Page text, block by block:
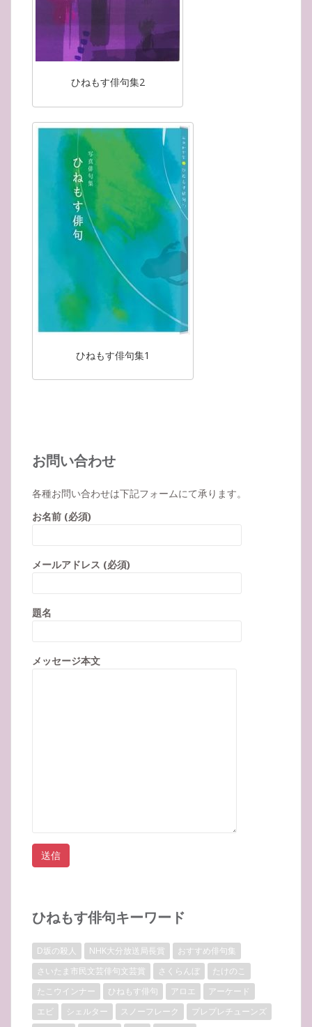
ひねもす俳句集2
ひねもす俳句集1
お問い合わせ
各種お問い合わせは下記フォームにて承ります。
お名前 (必須)
メールアドレス (必須)
題名
メッセージ本文
ひねもす俳句キーワード
D坂の殺人 NHK大分放送局長賞
おすすめ俳句集
さいたま市民文芸俳句文芸賞
さくらんぼ
たけのこ
たこウインナー
ひねもす俳句 アロエ
アーケード
エビ
シェルター スノーフレーク
プレプレチューンズ